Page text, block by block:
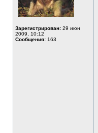
Зарегистрирован: 29 июн
2009, 10:12
Сообщения: 163